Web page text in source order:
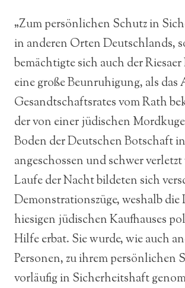
„Zum persönlichen Schutz in
in anderen Orten Deutschlands,
bemächtigte sich auch der
eine große Beunruhigung, als das
Gesandtschaftsrates vom Rath
der von einer jüdischen
Boden der Deutschen Botschaft
angeschossen und schwer
Laufe der Nacht bildeten sich
Demonstrationszüge, weshalb die
hiesigen jüdischen Kaufhauses
Hilfe erbat. Sie wurde, wie auch
Personen, zu ihrem persönlichen
vorläufig in Sicherheitshaft